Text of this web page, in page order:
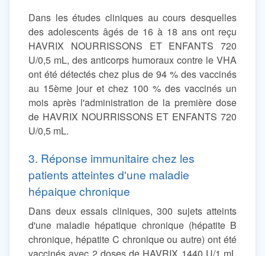
Dans les études cliniques au cours desquelles
des adolescents âgés de 16 à 18 ans ont reçu
HAVRIX NOURRISSONS ET ENFANTS 720
U/0,5 mL, des anticorps humoraux contre le VHA
ont été détectés chez plus de 94 % des vaccinés
au 15ème jour et chez 100 % des vaccinés un
mois après l'administration de la première dose
de HAVRIX NOURRISSONS ET ENFANTS 720
U/0,5 mL.
3. Réponse immunitaire chez les
patients atteintes d'une maladie
hépaique chronique
Dans deux essais cliniques, 300 sujets atteints
d'une maladie hépatique chronique (hépatite B
chronique, hépatite C chronique ou autre) ont été
vaccinés avec 2 doses de HAVRIX 1440 U/1 mL